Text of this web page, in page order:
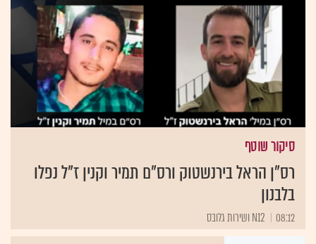
סיקור שוטף
רס"ן הראל בירנשטוק ורס"ם תמיר וקנין ז"ל נפלו
בלבנון
08:12 N12 ושירות גלובס